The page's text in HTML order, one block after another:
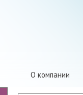
О компании